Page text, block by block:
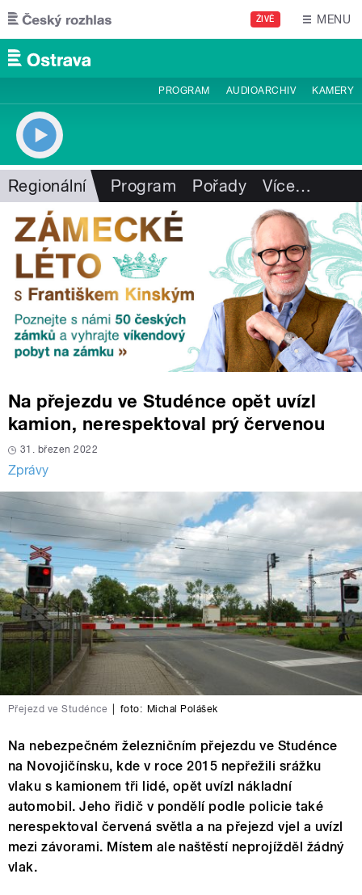
Přejít k hlavnímu obsahu
ŽIVĚ MENU
PROGRAM AUDIOARCHIV KAMERY
Regionální Program Pořady Více…
Na přejezdu ve Studénce opět uvízl
kamion, nerespektoval prý červenou
31. březen 2022
Zprávy
Přejezd ve Studénce foto: Michal Polášek
Na nebezpečném železničním přejezdu ve Studénce
na Novojičínsku, kde v roce 2015 nepřežili srážku
vlaku s kamionem tři lidé, opět uvízl nákladní
automobil. Jeho řidič v pondělí podle policie také
nerespektoval červená světla a na přejezd vjel a uvízl
mezi závorami. Místem ale naštěstí neprojížděl žádný
vlak.